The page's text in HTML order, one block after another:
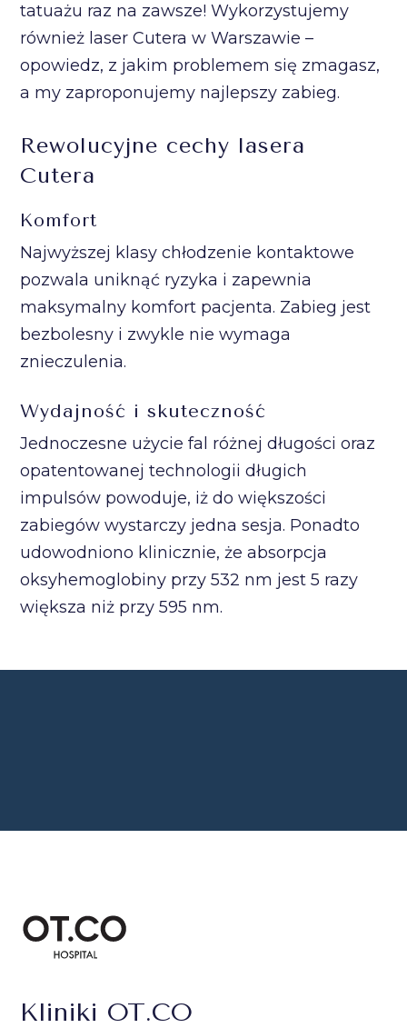
tatuażu raz na zawsze! Wykorzystujemy
również laser Cutera w Warszawie –
opowiedz, z jakim problemem się zmagasz,
a my zaproponujemy najlepszy zabieg.
Rewolucyjne cechy lasera
Cutera
Komfort
Najwyższej klasy chłodzenie kontaktowe
pozwala uniknąć ryzyka i zapewnia
maksymalny komfort pacjenta. Zabieg jest
bezbolesny i zwykle nie wymaga
znieczulenia.
Wydajność i skuteczność
Jednoczesne użycie fal różnej długości oraz
opatentowanej technologii długich
impulsów powoduje, iż do większości
zabiegów wystarczy jedna sesja. Ponadto
udowodniono klinicznie, że absorpcja
oksyhemoglobiny przy 532 nm jest 5 razy
większa niż przy 595 nm.
Kliniki OT.CO